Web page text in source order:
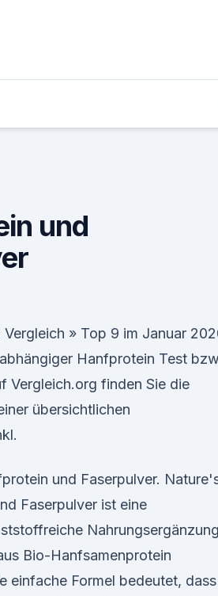
und
» Top 9 im Januar
Hanfprotein Test
Vergleich.org finden Sie die
übersichtlichen
und Faserpulver.
Faserpulver ist eine
Bio-Hanfsamenprotein
einfache Formel bedeutet, dass